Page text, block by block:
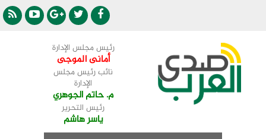
رئيس مجلس الإدارة
أمانى الموجى
نائب رئيس مجلس
الإدارة
م. حاتم الجوهري
رئيس التحرير
ياسر هاشم